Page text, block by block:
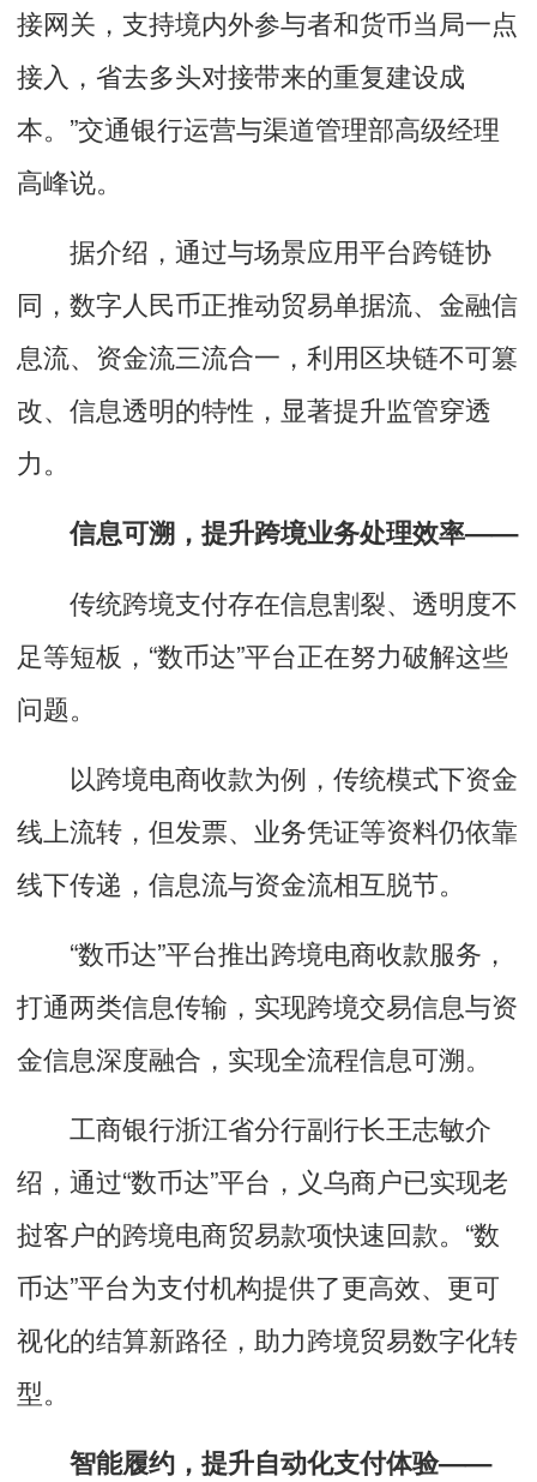
接网关，支持境内外参与者和货币当局一点
接入，省去多头对接带来的重复建设成
本。”交通银行运营与渠道管理部高级经理
高峰说。
据介绍，通过与场景应用平台跨链协
同，数字人民币正推动贸易单据流、金融信
息流、资金流三流合一，利用区块链不可篡
改、信息透明的特性，显著提升监管穿透
力。
信息可溯，提升跨境业务处理效率——
传统跨境支付存在信息割裂、透明度不
足等短板，“数币达”平台正在努力破解这些
问题。
以跨境电商收款为例，传统模式下资金
线上流转，但发票、业务凭证等资料仍依靠
线下传递，信息流与资金流相互脱节。
“数币达”平台推出跨境电商收款服务，
打通两类信息传输，实现跨境交易信息与资
金信息深度融合，实现全流程信息可溯。
工商银行浙江省分行副行长王志敏介
绍，通过“数币达”平台，义乌商户已实现老
挝客户的跨境电商贸易款项快速回款。“数
币达”平台为支付机构提供了更高效、更可
视化的结算新路径，助力跨境贸易数字化转
型。
智能履约，提升自动化支付体验——